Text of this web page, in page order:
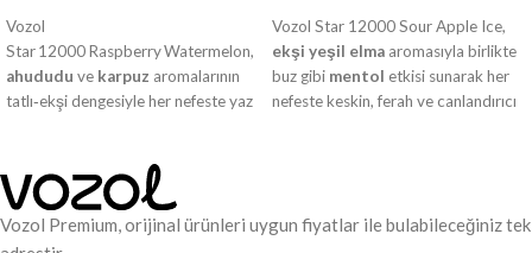
Vozol
Star 12000 Raspberry Watermelon,
ahududu ve karpuz aromalarının
tatlı‑ekşi dengesiyle her nefeste yaz
Vozol Star 12000 Sour Apple Ice,
ekşi yeşil elma aromasıyla birlikte
buz gibi mentol etkisi sunarak her
nefeste keskin, ferah ve canlandırıcı
Vozol Premium, orijinal ürünleri uygun fiyatlar ile bulabileceğiniz tek